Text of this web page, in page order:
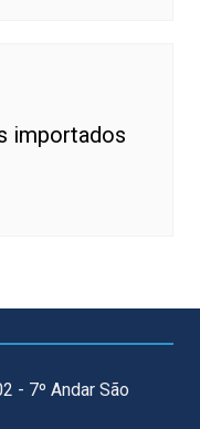
importados
- 7º Andar São